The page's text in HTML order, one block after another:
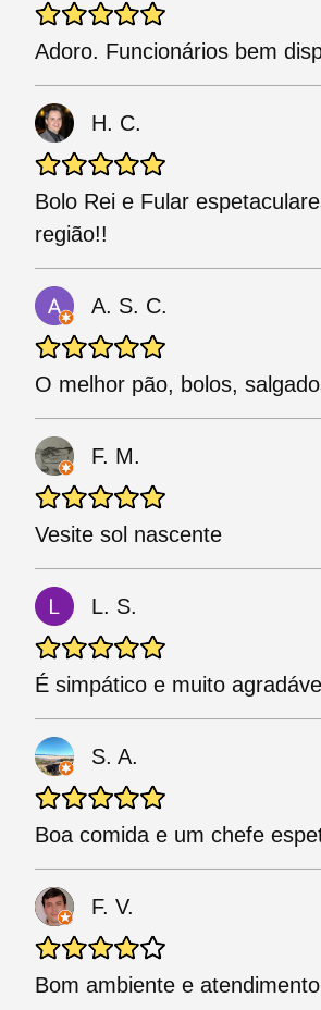
Adoro. Funcionários bem
H. C.
Bolo Rei e Fular
região!!
A. S. C.
O melhor pão, bolos,
F. M.
Vesite sol nascente
L. S.
É simpático e muito
S. A.
Boa comida e um chefe
F. V.
Bom ambiente e